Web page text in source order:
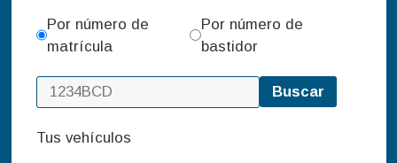
Por número de
matrícula
Por número de
bastidor
Buscar
Tus vehículos